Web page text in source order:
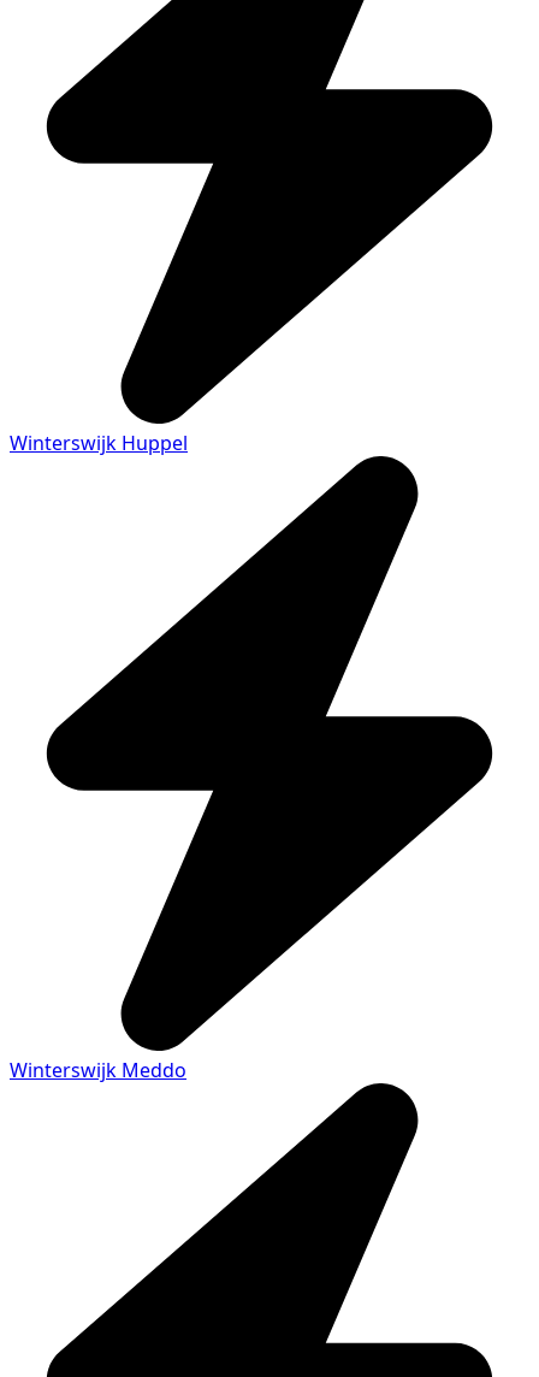
Winterswijk Huppel
Winterswijk Meddo